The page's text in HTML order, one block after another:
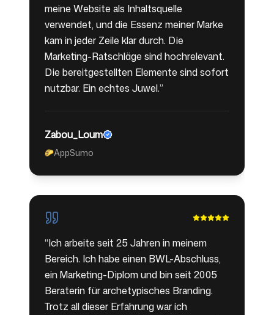
meine Website als Inhaltsquelle
verwendet, und die Essenz meiner Marke
kam in jeder Zeile klar durch. Die
Marketing-Ratschläge sind hochrelevant.
Die bereitgestellten Elemente sind sofort
nutzbar. Ein echtes Juwel.”
Zabou_Loum
🌮AppSumo
“Ich arbeite seit 25 Jahren in meinem
Bereich. Ich habe einen BWL-Abschluss,
ein Marketing-Diplom und bin seit 2005
Beraterin für archetypisches Branding.
Trotz all dieser Erfahrung war ich